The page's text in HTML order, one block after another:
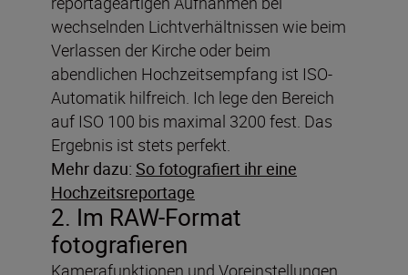
wechselnden Lichtverhältnissen wie beim
Verlassen der Kirche oder beim
abendlichen Hochzeitsempfang ist ISO-
Automatik hilfreich. Ich lege den Bereich
auf ISO 100 bis maximal 3200 fest. Das
Ergebnis ist stets perfekt.
Mehr dazu: So fotografiert ihr eine
Hochzeitsreportage
2. Im RAW-Format
fotografieren
Kamerafunktionen und Voreinstellungen